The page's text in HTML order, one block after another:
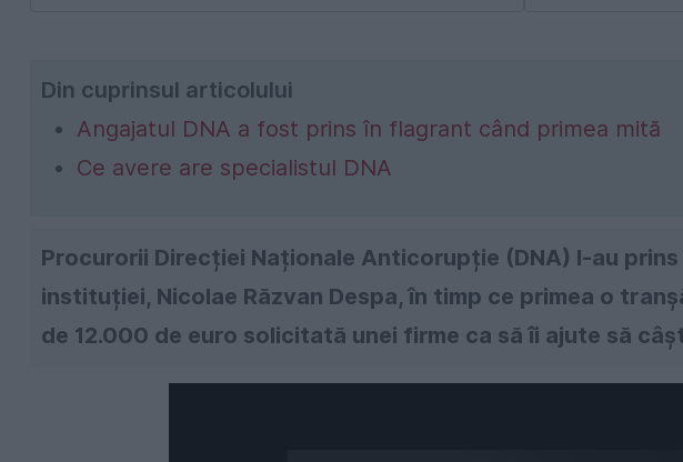
Din cuprinsul articolului
Angajatul DNA a fost prins în flagrant când primea mită
Ce avere are specialistul DNA
Procurorii Direcției Naționale Anticorupție (DNA) l-au
instituției, Nicolae Răzvan Despa, în timp ce primea o
de 12.000 de euro solicitată unei firme ca să îi ajute să